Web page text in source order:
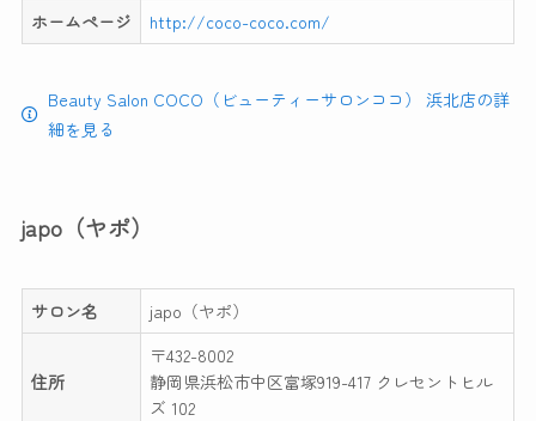
ホームページ
http://coco-coco.com/
Beauty Salon COCO（ビューティーサロンココ） 浜北店の詳
細を見る
japo（ヤポ）
サロン名 japo（ヤポ）
住所
〒432-8002
静岡県浜松市中区富塚919-417 クレセントヒル
ズ 102